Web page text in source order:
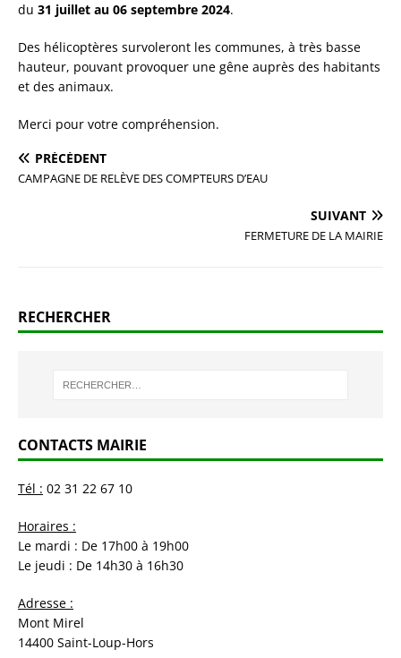
du 31 juillet au 06 septembre 2024.
Des hélicoptères survoleront les communes, à très basse
hauteur, pouvant provoquer une gêne auprès des habitants
et des animaux.
Merci pour votre compréhension.
PRÉCÉDENT
CAMPAGNE DE RELÈVE DES COMPTEURS D’EAU
SUIVANT
FERMETURE DE LA MAIRIE
RECHERCHER
CONTACTS MAIRIE
Tél : 02 31 22 67 10
Horaires :
Le mardi : De 17h00 à 19h00
Le jeudi : De 14h30 à 16h30
Adresse :
Mont Mirel
14400 Saint-Loup-Hors